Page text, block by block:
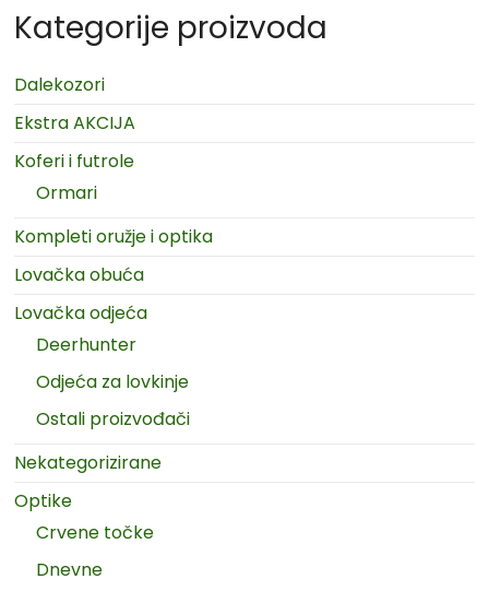
Kategorije proizvoda
Dalekozori
Ekstra AKCIJA
Koferi i futrole
Ormari
Kompleti oružje i optika
Lovačka obuća
Lovačka odjeća
Deerhunter
Odjeća za lovkinje
Ostali proizvođači
Nekategorizirane
Optike
Crvene točke
Dnevne